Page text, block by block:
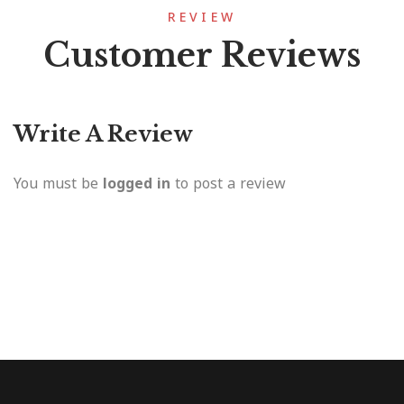
REVIEW
Customer Reviews
Write A Review
You must be logged in to post a review